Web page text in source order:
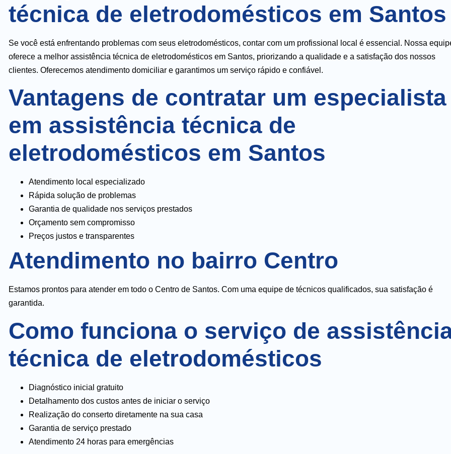
técnica de eletrodomésticos em Santos
Se você está enfrentando problemas com seus eletrodomésticos, contar com um profissional local é essencial. Nossa
oferece a melhor assistência técnica de eletrodomésticos em Santos, priorizando a qualidade e a satisfação dos nossos
clientes. Oferecemos atendimento domiciliar e garantimos um serviço rápido e confiável.
Vantagens de contratar um especialista
em assistência técnica de
eletrodomésticos em Santos
Atendimento local especializado
Rápida solução de problemas
Garantia de qualidade nos serviços prestados
Orçamento sem compromisso
Preços justos e transparentes
Atendimento no bairro Centro
Estamos prontos para atender em todo o Centro de Santos. Com uma equipe de técnicos qualificados, sua satisfação é
garantida.
Como funciona o serviço de
técnica de eletrodomésticos
Diagnóstico inicial gratuito
Detalhamento dos custos antes de iniciar o serviço
Realização do conserto diretamente na sua casa
Garantia de serviço prestado
Atendimento 24 horas para emergências